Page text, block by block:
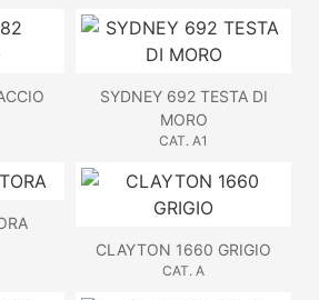
SYDNEY 692 TESTA DI
MORO
CAT. A1
CLAYTON 1660 GRIGIO
CAT. A